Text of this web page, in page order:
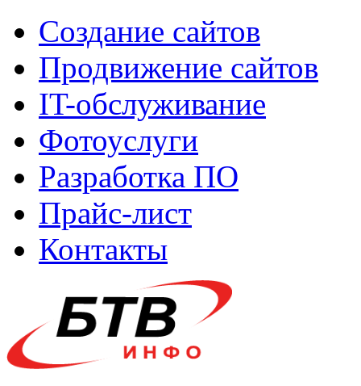
Создание сайтов
Продвижение сайтов
IT-обслуживание
Фотоуслуги
Разработка ПО
Прайс-лист
Контакты